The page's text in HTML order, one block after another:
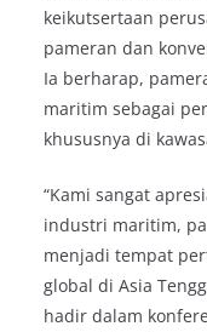
keikutsertaan
pameran dan
Ia berharap,
maritim sebagai
khususnya di
“Kami sangat
industri maritim,
menjadi tempat
global di Asia
hadir dalam